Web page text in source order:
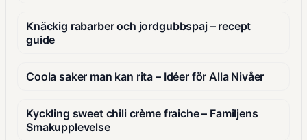
Knäckig rabarber och jordgubbspaj – recept
guide
Coola saker man kan rita – Idéer för Alla Nivåer
Kyckling sweet chili crème fraiche – Familjens
Smakupplevelse